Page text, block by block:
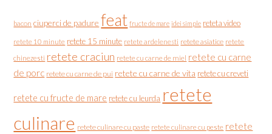
bacon ciuperci de padure feat fructe de mare idei simple reteta video
retete 10 minute retete 15 minute retete ardelenesti retete asiatice retete
chinezesti retete craciun retete cu carne de miel retete cu carne
de porc retete cu carne de pui retete cu carne de vita retete cu creveti
retete cu fructe de mare retete cu leurda retete
culinare retete culinare cu paste retete culinare cu peste retete